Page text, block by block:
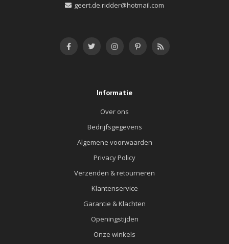
geert.de.ridder@hotmail.com
Informatie
Over ons
Bedrijfsgegevens
Algemene voorwaarden
Privacy Policy
Verzenden & retourneren
Klantenservice
Garantie & Klachten
Openingstijden
Onze winkels